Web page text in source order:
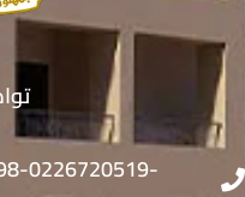
0226720519-